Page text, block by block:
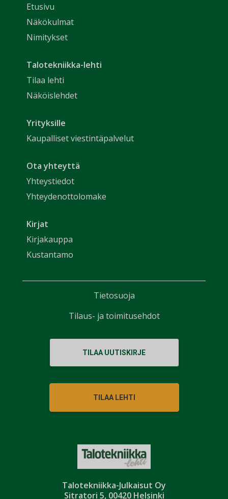
Talotekniikka-Julkaisut Oy
Sitratori 5, 00420 Helsinki
Etusivu
Näkökulmat
Nimitykset
Talotekniikka-lehti
Tilaa lehti
Näköislehdet
Yrityksille
Kaupalliset viestintäpalvelut
Ota yhteyttä
Yhteystiedot
Yhteydenottolomake
Kirjat
Kirjakauppa
Kustantamo
TILAA UUTISKIRJE
TILAA LEHTI
Tietosuoja
Tilaus- ja toimitusehdot